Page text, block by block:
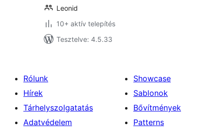
Leonid
10+ aktív telepítés
Tesztelve: 4.5.33
Rólunk
Hírek
Tárhelyszolgatatás
Adatvédelem
Showcase
Sablonok
Bővítmények
Patterns